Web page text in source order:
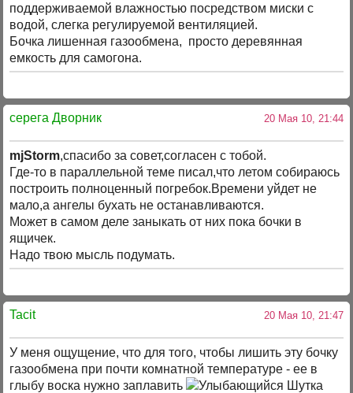
поддерживаемой влажностью посредством миски с
водой, слегка регулируемой вентиляцией.
Бочка лишенная газообмена, просто деревянная
емкость для самогона.
серега Дворник 20 Мая 10, 21:44
mjStorm,спасибо за совет,согласен с тобой.
Где-то в параллельной теме писал,что летом собираюсь
построить полноценный погребок.Времени уйдет не
мало,а ангелы бухать не останавливаются.
Может в самом деле заныкать от них пока бочки в
ящичек.
Надо твою мысль подумать.
Tacit 20 Мая 10, 21:47
У меня ощущение, что для того, чтобы лишить эту бочку
газообмена при почти комнатной температуре - ее в
глыбу воска нужно заплавить
Шутка